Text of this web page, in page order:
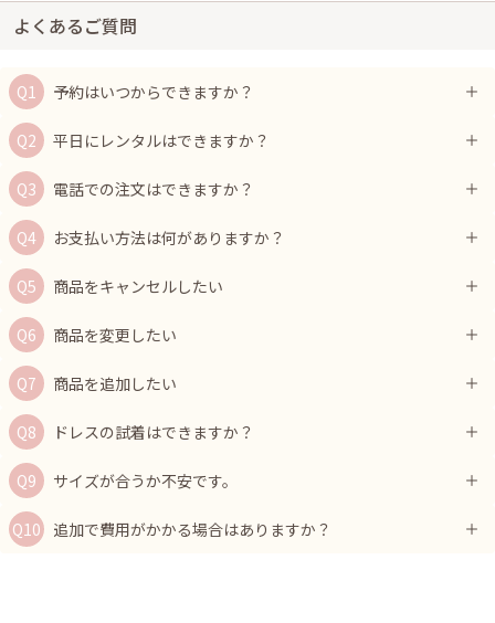
よくあるご質問
予約はいつからできますか？
平日にレンタルはできますか？
電話での注文はできますか？
お支払い方法は何がありますか？
商品をキャンセルしたい
商品を変更したい
商品を追加したい
ドレスの試着はできますか？
サイズが合うか不安です。
追加で費用がかかる場合はありますか？